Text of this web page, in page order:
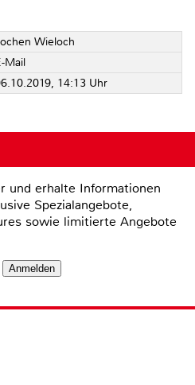
Wieloch
Mail
14:13 Uhr
und erhalte Informationen
Spezialangebote,
sowie limitierte Angebote